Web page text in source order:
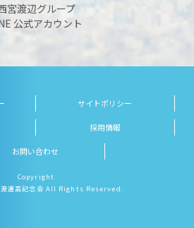
宮渡辺グループ
公式アカウント
サイトポリシー
採用情報
お問い合わせ
Copyright
渡邊高記念会 All Rights Reserved.